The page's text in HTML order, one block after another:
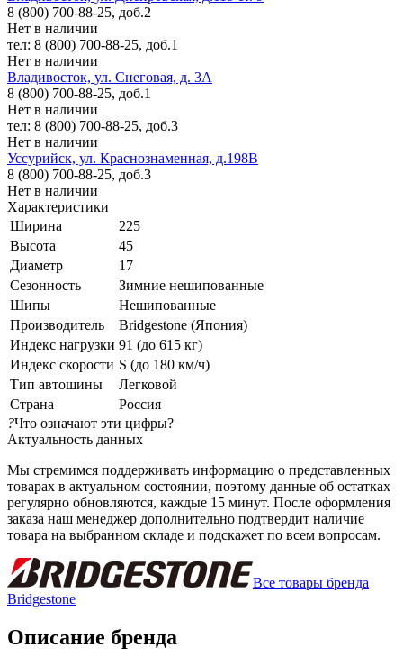
8 (800) 700-88-25, доб.2
Нет в наличии
тел: 8 (800) 700-88-25, доб.1
Нет в наличии
Владивосток, ул. Снеговая, д. 3А
8 (800) 700-88-25, доб.1
Нет в наличии
тел: 8 (800) 700-88-25, доб.3
Нет в наличии
Уссурийск, ул. Краснознаменная, д.198В
8 (800) 700-88-25, доб.3
Нет в наличии
Характеристики
Ширина
225
Высота
45
Диаметр
17
Сезонность
Зимние нешипованные
Шипы
Нешипованные
Производитель
Bridgestone (Япония)
Индекс нагрузки 91 (до 615 кг)
Индекс скорости S (до 180 км/ч)
Тип автошины
Легковой
Страна
Россия
?Что означают эти цифры?
Актуальность данных
Мы стремимся поддерживать информацию о представленных
товарах в актуальном состоянии, поэтому данные об остатках
регулярно обновляются, каждые 15 минут. После оформления
заказа наш менеджер дополнительно подтвердит наличие
товара на выбранном складе и подскажет по всем вопросам.
Все товары бренда
Bridgestone
Описание бренда